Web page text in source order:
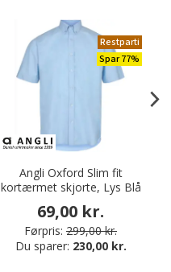
Restparti
Spar 77%
Angli Oxford Slim fit
kortærmet skjorte, Lys Blå
69,00 kr.
Førpris: 299,00 kr.
Du sparer: 230,00 kr.